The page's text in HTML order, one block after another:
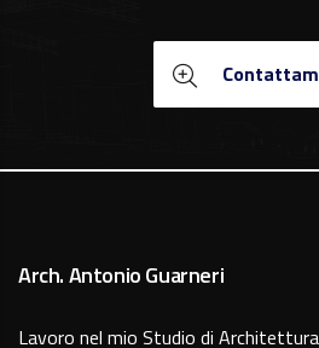
Arch. Antonio Guarneri
Lavoro nel mio Studio di